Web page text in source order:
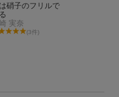
硝子のフリルで
実奈
(3件)